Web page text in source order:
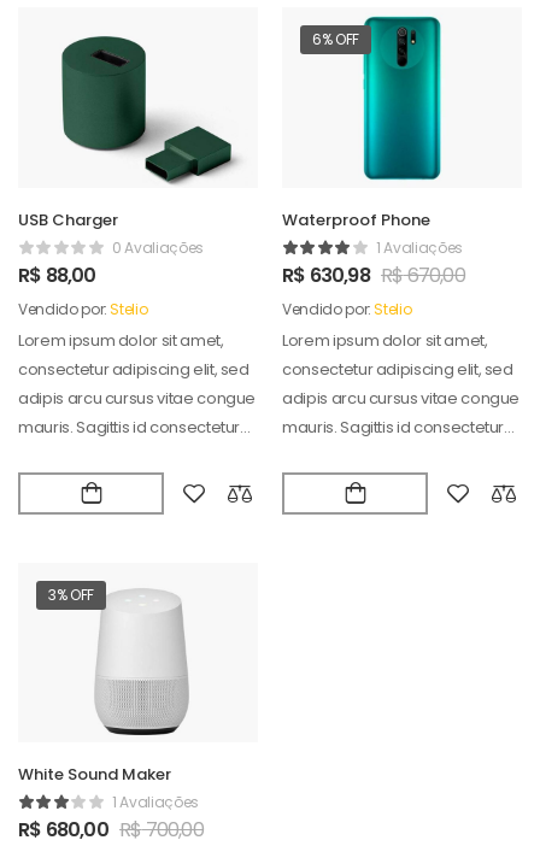
USB Charger
0 Avaliações
R$ 88,00
Vendido por:Stelio
Lorem ipsum dolor sit amet,
consectetur adipiscing elit, sed
adipis arcu cursus vitae congue
mauris. Sagittis id consectetur
6% OFF
Waterproof Phone
1 Avaliações
R$ 630,98 R$670,00
Vendido por:Stelio
Lorem ipsum dolor sit amet,
consectetur adipiscing elit, sed
adipis arcu cursus vitae congue
mauris. Sagittis id consectetur
3% OFF
White Sound Maker
1 Avaliações
R$ 680,00 R$700,00